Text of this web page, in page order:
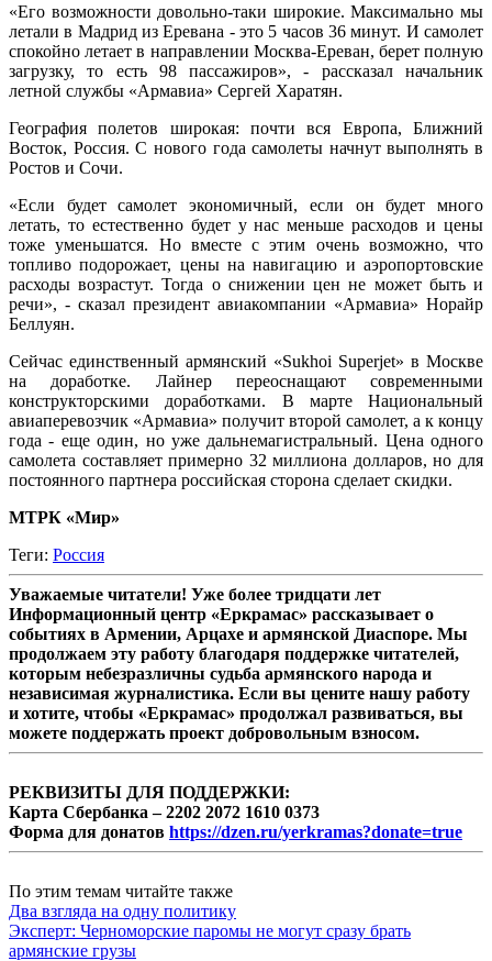
«Его возможности довольно-таки широкие. Максимально мы
летали в Мадрид из Еревана - это 5 часов 36 минут. И самолет
спокойно летает в направлении Москва-Ереван, берет полную
загрузку, то есть 98 пассажиров», - рассказал начальник
летной службы «Армавиа» Сергей Харатян.
География полетов широкая: почти вся Европа, Ближний
Восток, Россия. С нового года самолеты начнут выполнять в
Ростов и Сочи.
«Если будет самолет экономичный, если он будет много
летать, то естественно будет у нас меньше расходов и цены
тоже уменьшатся. Но вместе с этим очень возможно, что
топливо подорожает, цены на навигацию и аэропортовские
расходы возрастут. Тогда о снижении цен не может быть и
речи», - сказал президент авиакомпании «Армавиа» Норайр
Беллуян.
Сейчас единственный армянский «Sukhoi Superjet» в Москве
на доработке. Лайнер переоснащают современными
конструкторскими доработками. В марте Национальный
авиаперевозчик «Армавиа» получит второй самолет, а к концу
года - еще один, но уже дальнемагистральный. Цена одного
самолета составляет примерно 32 миллиона долларов, но для
постоянного партнера российская сторона сделает скидки.
МТРК «Мир»
Теги: Россия
Уважаемые читатели! Уже более тридцати лет
Информационный центр «Еркрамас» рассказывает о
событиях в Армении, Арцахе и армянской Диаспоре. Мы
продолжаем эту работу благодаря поддержке читателей,
которым небезразличны судьба армянского народа и
независимая журналистика. Если вы цените нашу работу
и хотите, чтобы «Еркрамас» продолжал развиваться, вы
можете поддержать проект добровольным взносом.
РЕКВИЗИТЫ ДЛЯ ПОДДЕРЖКИ:
Карта Сбербанка – 2202 2072 1610 0373
Форма для донатов https://dzen.ru/yerkramas?donate=true
По этим темам читайте также
Два взгляда на одну политику
Эксперт: Черноморские паромы не могут сразу брать
армянские грузы